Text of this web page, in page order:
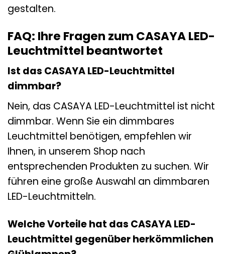
gestalten.
FAQ: Ihre Fragen zum CASAYA LED-
Leuchtmittel beantwortet
Ist das CASAYA LED-Leuchtmittel
dimmbar?
Nein, das CASAYA LED-Leuchtmittel ist nicht
dimmbar. Wenn Sie ein dimmbares
Leuchtmittel benötigen, empfehlen wir
Ihnen, in unserem Shop nach
entsprechenden Produkten zu suchen. Wir
führen eine große Auswahl an dimmbaren
LED-Leuchtmitteln.
Welche Vorteile hat das CASAYA LED-
Leuchtmittel gegenüber herkömmlichen